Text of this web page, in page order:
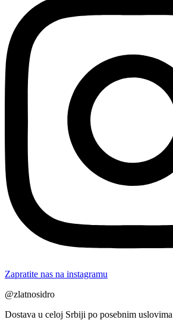
Zapratite nas na instagramu
@zlatnosidro
Dostava u celoj Srbiji po posebnim uslovima